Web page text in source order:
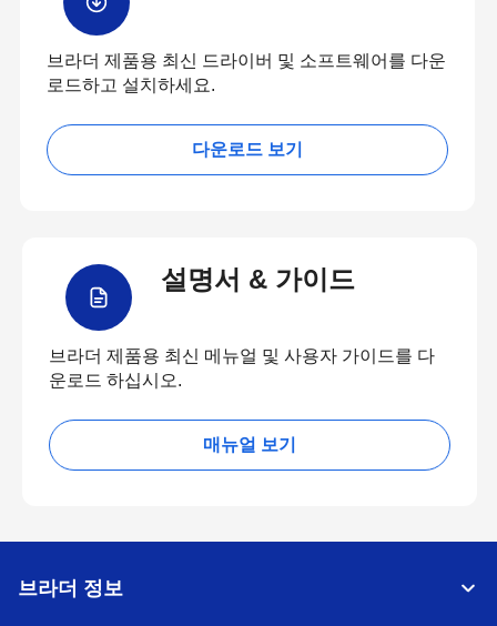
브라더 제품용 최신 드라이버 및 소프트웨어를 다운
로드하고 설치하세요.
다운로드 보기
설명서 & 가이드
브라더 제품용 최신 메뉴얼 및 사용자 가이드를 다
운로드 하십시오.
매뉴얼 보기
브라더 정보